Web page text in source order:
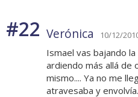
#22 Verónica 10/12/
Ismael vas bajando
ardiendo más allá de
mismo.... Ya no me
atravesaba y